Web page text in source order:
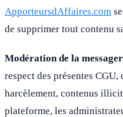
ApporteursdAffaires.com
de supprimer tout contenu
Modération de la
respect des présentes
harcèlement, contenus
plateforme, les